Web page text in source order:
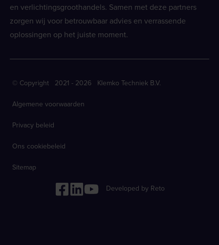
en verlichtingsgroothandels. Samen met deze partners
zorgen wij voor betrouwbaar advies en verrassende
oplossingen op het juiste moment.
© Copyright 2021 - 2026 Klemko Techniek B.V.
Algemene voorwaarden
Privacy beleid
Ons cookiebeleid
Sitemap
Developed by Reto